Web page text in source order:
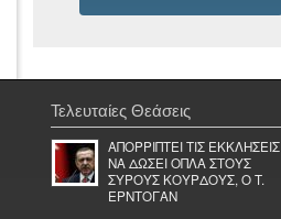
Τελευταίες Θεάσεις
ΑΠΟΡΡΙΠΤΕΙ ΤΙΣ ΕΚΚΛΗΣΕΙΣ
ΝΑ ΔΩΣΕΙ ΟΠΛΑ ΣΤΟΥΣ
ΣΥΡΟΥΣ ΚΟΥΡΔΟΥΣ, Ο T.
ΕΡΝΤΟΓΑΝ